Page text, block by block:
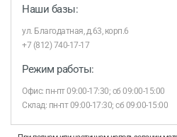
Наши базы:
ул. Благодатная, д.63, корп.6
+7 (812) 740-17-17
Режим работы:
Офис: пн-пт 09:00-17:30; сб 09:00-15:00
Склад: пн-пт 09:00-17:30; сб 09:00-15:00